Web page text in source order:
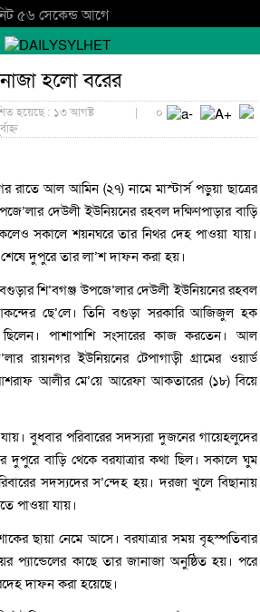
৫৬ সেকেন্ড আগে
হলো বরের
হয়েছে : ১৩ আগষ্ট
| ০
রাতে আল আমিন (২৭) নামে মাস্টার্স পড়ুয়া ছাত্রের
দেউলী ইউনিয়নের রহবল দক্ষিণপাড়ার বাড়ি
সকালে শয়নঘরে তার নিথর দেহ পাওয়া যায়।
শেষে দুপুরে তার লা’শ দাফন করা হয়।
শি’বগঞ্জ উপজে’লার দেউলী ইউনিয়নের রহবল
ছে’লে। তিনি বগুড়া সরকারি আজিজুল হক
ছিলেন। পাশাপাশি সংসারের কাজ করতেন। আল
রায়নগর ইউনিয়নের টেপাগাড়ী গ্রামের ওয়ার্ড
আলীর মে’য়ে আরেফা আকতারের (১৮) বিয়ে
বুধবার পরিবারের সদস্যরা দুজনের গায়েহলুদের
বাড়ি থেকে বরযাত্রার কথা ছিল। সকালে ঘুম
সদস্যদের স’ন্দেহ হয়। দরজা খুলে বিছানায়
পাওয়া যায়।
ছায়া নেমে আসে। বরযাত্রার সময় বৃহস্পতিবার
প্যান্ডেলের কাছে তার জানাজা অনুষ্ঠিত হয়। পরে
দাফন করা হয়েছে।